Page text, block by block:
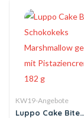
KW19-Angebote
Luppo Cake Bite